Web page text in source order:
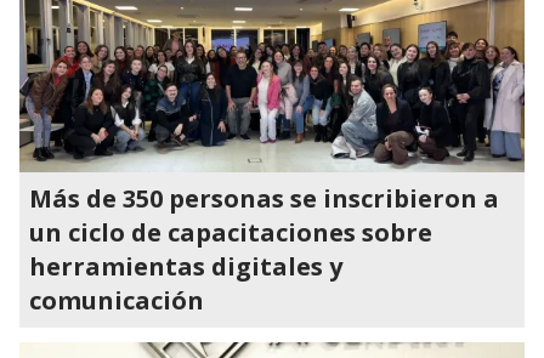
Más de 350 personas se inscribieron a
un ciclo de capacitaciones sobre
herramientas digitales y
comunicación